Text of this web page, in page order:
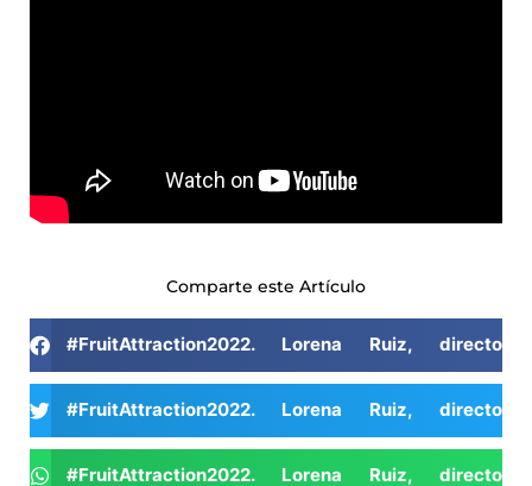
Comparte este Artículo
#FruitAttraction2022. Lorena Ruiz,
#FruitAttraction2022. Lorena Ruiz,
#FruitAttraction2022. Lorena Ruiz,